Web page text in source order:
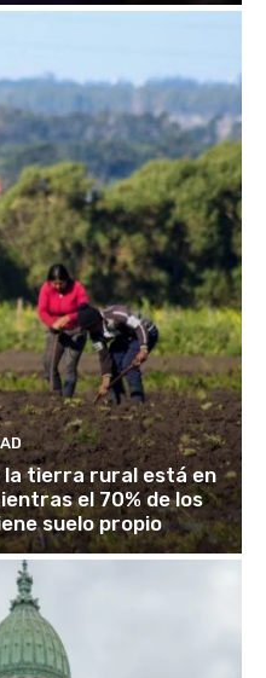
la tierra rural está en
el 70% de los
suelo propio